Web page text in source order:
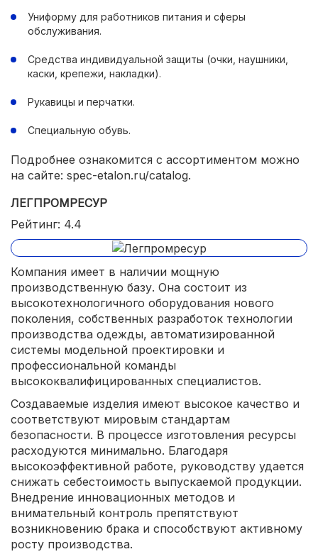
Униформу для работников питания и сферы
обслуживания.
Средства индивидуальной защиты (очки, наушники,
каски, крепежи, накладки).
Рукавицы и перчатки.
Специальную обувь.
Подробнее ознакомится с ассортиментом можно
на сайте: spec-etalon.ru/catalog.
ЛЕГПРОМРЕСУР
Рейтинг: 4.4
Компания имеет в наличии мощную
производственную базу. Она состоит из
высокотехнологичного оборудования нового
поколения, собственных разработок технологии
производства одежды, автоматизированной
системы модельной проектировки и
профессиональной команды
высококвалифицированных специалистов.
Создаваемые изделия имеют высокое качество и
соответствуют мировым стандартам
безопасности. В процессе изготовления ресурсы
расходуются минимально. Благодаря
высокоэффективной работе, руководству удается
снижать себестоимость выпускаемой продукции.
Внедрение инновационных методов и
внимательный контроль препятствуют
возникновению брака и способствуют активному
росту производства.